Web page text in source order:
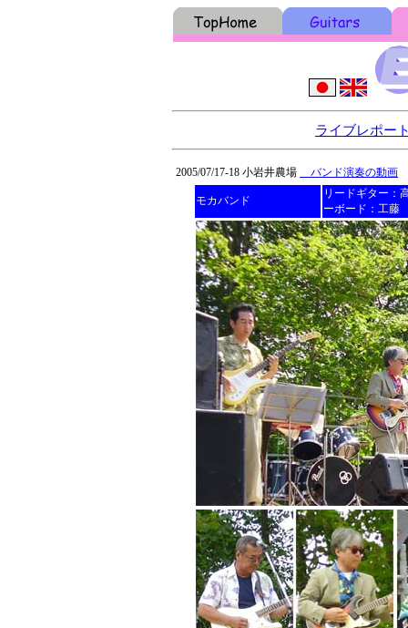
ライブレポー
2005/07/17-18 小岩井農場 バンド演奏の動画
モカバンド
リードギター：
ーボード：工藤